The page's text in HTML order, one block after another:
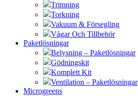
Trimning
Torkning
Vakuum & Försegling
Vågar Och Tillbehör
Paketlösningar
Belysning – Paketlösningar
Gödningskit
Komplett Kit
Ventilation – Paketlösningar
Microgreens